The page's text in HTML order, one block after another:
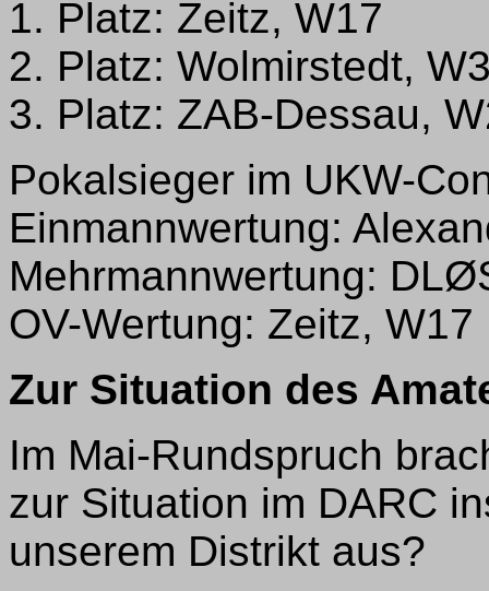
1. Platz: Zeitz, W17
2. Platz: Wolmirstedt,
3. Platz: ZAB-Dessau,
Pokalsieger im UKW-
Einmannwertung:
Mehrmannwertung:
OV-Wertung: Zeitz, W17
Zur Situation des
Im Mai-Rundspruch
zur Situation im DARC
unserem Distrikt aus?